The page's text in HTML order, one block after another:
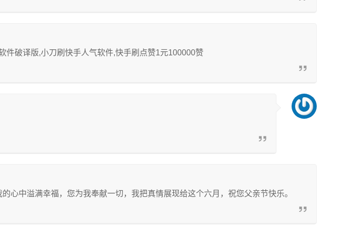
件破译版,小刀刷快手人气软件,快手刷点赞1元100000赞
心中溢满幸福，您为我奉献一切，我把真情展现给这个六月，祝您父亲节快乐。